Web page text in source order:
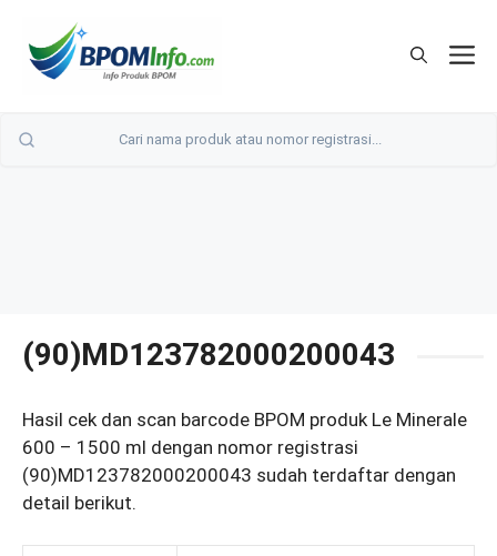
(90)MD123782000200043
Hasil cek dan scan barcode BPOM produk Le Minerale
600 – 1500 ml dengan nomor registrasi
(90)MD123782000200043 sudah terdaftar dengan
detail berikut.